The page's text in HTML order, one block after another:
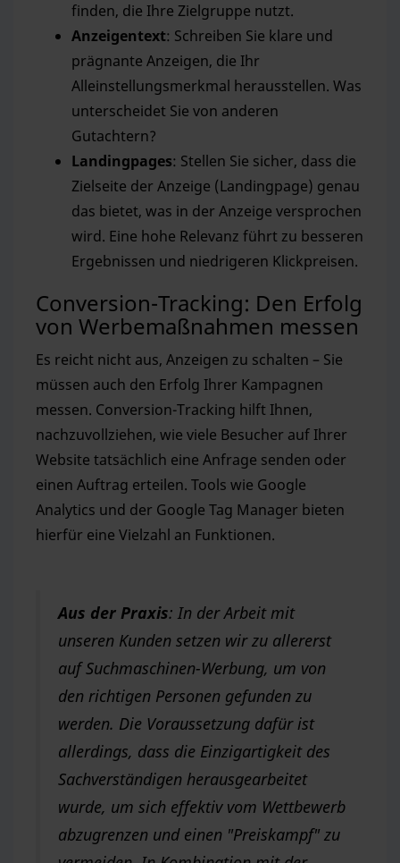
finden, die Ihre Zielgruppe nutzt.
Anzeigentext: Schreiben Sie klare und
prägnante Anzeigen, die Ihr
Alleinstellungsmerkmal herausstellen. Was
unterscheidet Sie von anderen
Gutachtern?
Landingpages: Stellen Sie sicher, dass die
Zielseite der Anzeige (Landingpage) genau
das bietet, was in der Anzeige versprochen
wird. Eine hohe Relevanz führt zu besseren
Ergebnissen und niedrigeren Klickpreisen.
Conversion-Tracking: Den Erfolg
von Werbemaßnahmen messen
Es reicht nicht aus, Anzeigen zu schalten – Sie
müssen auch den Erfolg Ihrer Kampagnen
messen. Conversion-Tracking hilft Ihnen,
nachzuvollziehen, wie viele Besucher auf Ihrer
Website tatsächlich eine Anfrage senden oder
einen Auftrag erteilen. Tools wie Google
Analytics und der Google Tag Manager bieten
hierfür eine Vielzahl an Funktionen.
Aus der Praxis: In der Arbeit mit
unseren Kunden setzen wir zu allererst
auf Suchmaschinen-Werbung, um von
den richtigen Personen gefunden zu
werden. Die Voraussetzung dafür ist
allerdings, dass die Einzigartigkeit des
Sachverständigen herausgearbeitet
wurde, um sich effektiv vom Wettbewerb
abzugrenzen und einen "Preiskampf" zu